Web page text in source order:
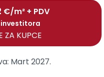
€/m² + PDV
investitora
ZA KUPCE
Mart 2027.